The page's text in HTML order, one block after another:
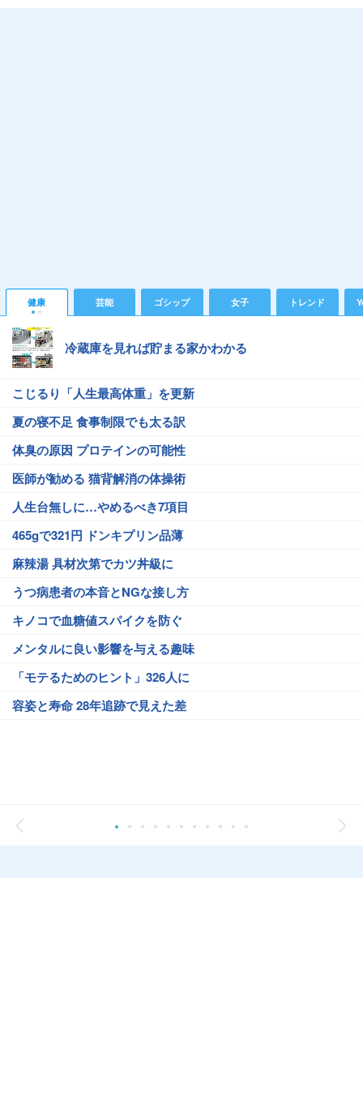
健康 芸能 ゴシップ 女子 トレンド
冷蔵庫を見れば貯まる家かわかる
こじるり「人生最高体重」を更新
夏の寝不足 食事制限でも太る訳
体臭の原因 プロテインの可能性
医師が勧める 猫背解消の体操術
人生台無しに…やめるべき7項目
465gで321円 ドンキプリン品薄
麻辣湯 具材次第でカツ丼級に
うつ病患者の本音とNGな接し方
キノコで血糖値スパイクを防ぐ
メンタルに良い影響を与える趣味
「モテるためのヒント」326人に
容姿と寿命 28年追跡で見えた差